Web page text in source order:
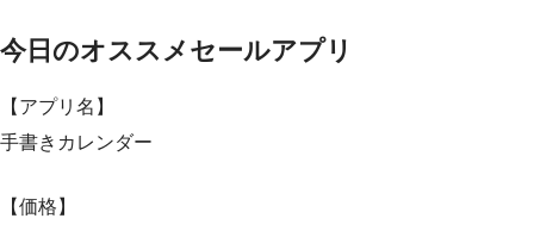
今日のオススメセールアプリ
【アプリ名】
手書きカレンダー
【価格】